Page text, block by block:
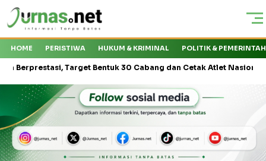
HOME PERISTIWA HUKUM & KRIMINAL POLITIK &
Target Bentuk 30 Cabang dan Cetak Atlet Nasional Kapal